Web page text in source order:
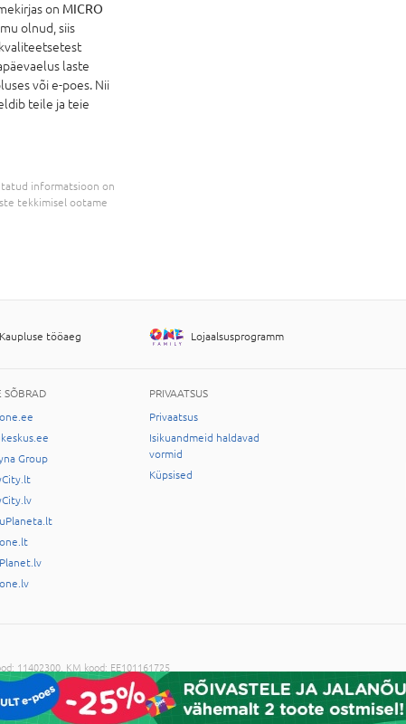
on MICRO
olnud, siis
laste
või e-poes. Nii
teile ja teie
informatsioon on
tekkimisel ootame
Kaupluse tööaeg Lojaalsusprogramm
SÕBRAD
Group
PRIVAATSUS
Privaatsus
Isikuandmeid haldavad
vormid
Küpsised
11402300, KM kood: EE101161725
nõusolekuta on keelatud